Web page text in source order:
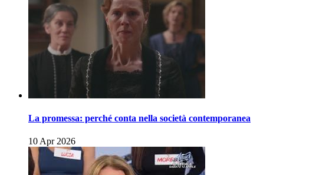
La promessa: perché conta nella società contemporanea
10 Apr 2026